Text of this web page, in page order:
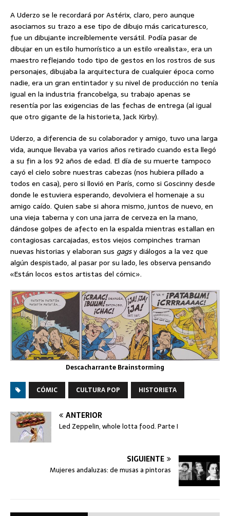
A Uderzo se le recordará por Astérix, claro, pero aunque
asociamos su trazo a ese tipo de dibujo más caricaturesco,
fue un dibujante increíblemente versátil. Podía pasar de
dibujar en un estilo humorístico a un estilo «realista», era un
maestro reflejando todo tipo de gestos en los rostros de sus
personajes, dibujaba la arquitectura de cualquier época como
nadie, era un gran entintador y su nivel de producción no tenía
igual en la industria francobelga, su trabajo apenas se
resentía por las exigencias de las fechas de entrega (al igual
que otro gigante de la historieta, Jack Kirby).
Uderzo, a diferencia de su colaborador y amigo, tuvo una larga
vida, aunque llevaba ya varios años retirado cuando esta llegó
a su fin a los 92 años de edad. El día de su muerte tampoco
cayó el cielo sobre nuestras cabezas (nos hubiera pillado a
todos en casa), pero si llovió en París, como si Goscinny desde
donde le estuviera esperando, devolviera el homenaje a su
amigo caído. Quien sabe si ahora mismo, juntos de nuevo, en
una vieja taberna y con una jarra de cerveza en la mano,
dándose golpes de afecto en la espalda mientras estallan en
contagiosas carcajadas, estos viejos compinches traman
nuevas historias y elaboran sus gagsy diálogos a la vez que
algún despistado, al pasar por su lado, les observa pensando
«Están locos estos artistas del cómic».
Descacharrante Brainstorming
CÓMIC CULTURA POP HISTORIETA
ANTERIOR
Led Zeppelin, whole lotta food. Parte I
SIGUIENTE
Mujeres andaluzas: de musas a pintoras